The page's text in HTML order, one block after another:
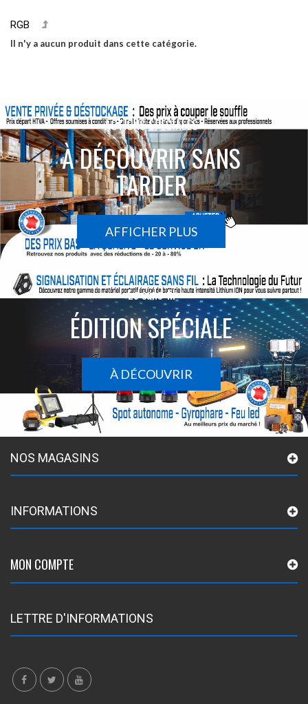
RGB
Il n'y a aucun produit dans cette catégorie.
ACTIONS SPÉCIALES
À DÉCOUVRIR SANS
TARDER
AFFICHER PLUS
Le sans-fil
ÉDITION SPÉCIALE
À DÉCOUVRIR
NOS MAGASINS
INFORMATIONS
MON COMPTE
LETTRE D'INFORMATIONS